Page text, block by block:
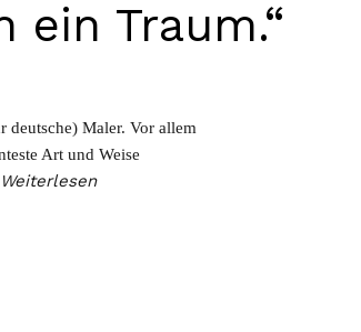
ein Traum.“
deutsche) Maler. Vor allem
Art und Weise
Weiterlesen